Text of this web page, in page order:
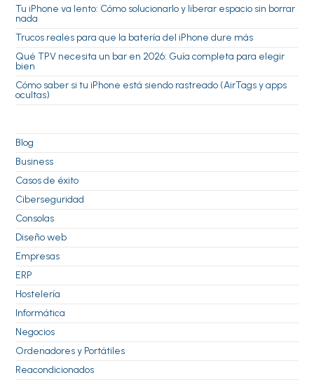
Tu iPhone va lento: Cómo solucionarlo y liberar espacio sin borrar
nada
Trucos reales para que la batería del iPhone dure más
Qué TPV necesita un bar en 2026: Guía completa para elegir
bien
Cómo saber si tu iPhone está siendo rastreado (AirTags y apps
ocultas)
Blog
Business
Casos de éxito
Ciberseguridad
Consolas
Diseño web
Empresas
ERP
Hostelería
Informática
Negocios
Ordenadores y Portátiles
Reacondicionados